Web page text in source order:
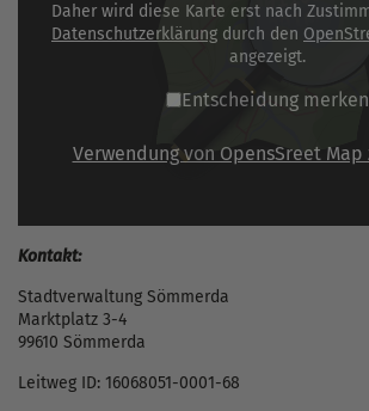
Daher wird diese Karte erst nach
Datenschutzerklärung durch den
angezeigt.
Entscheidung merken
Verwendung von OpensSreet
Kontakt:
Stadtverwaltung Sömmerda
Marktplatz 3-4
99610 Sömmerda
Leitweg ID: 16068051-0001-68